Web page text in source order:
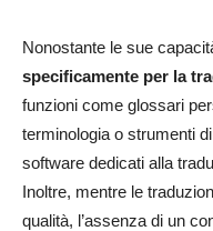
Nonostante le sue
specificamente per la
funzioni come glossari
terminologia o strumenti
software dedicati alla
Inoltre, mentre le
qualità, l’assenza di un